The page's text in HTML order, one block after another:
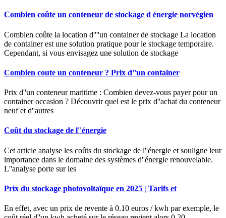
Combien coûte un conteneur de stockage d énergie norvégien
Combien coûte la location d''''un container de stockage La location
de container est une solution pratique pour le stockage temporaire.
Cependant, si vous envisagez une solution de stockage
Combien coute un conteneur ? Prix d''un container
Prix d''un conteneur maritime : Combien devez-vous payer pour un
container occasion ? Découvrir quel est le prix d''achat du conteneur
neuf et d''autres
Coût du stockage de l''énergie
Cet article analyse les coûts du stockage de l''énergie et souligne leur
importance dans le domaine des systèmes d''énergie renouvelable.
L''analyse porte sur les
Prix du stockage photovoltaïque en 2025 | Tarifs et
En effet, avec un prix de revente à 0.10 euros / kwh par exemple, le